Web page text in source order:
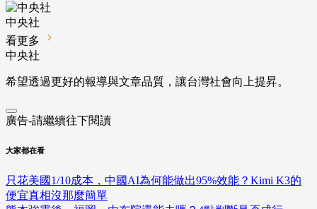
中央社
看更多
中央社
希望透過更好的報導與文章品質，讓台灣社會向上提昇。
廣告-請繼續往下閱讀
大家都在看
只花美國1/10成本，中國AI為何能做出95%效能？Kimi K3的
便宜真相沒那麼簡單